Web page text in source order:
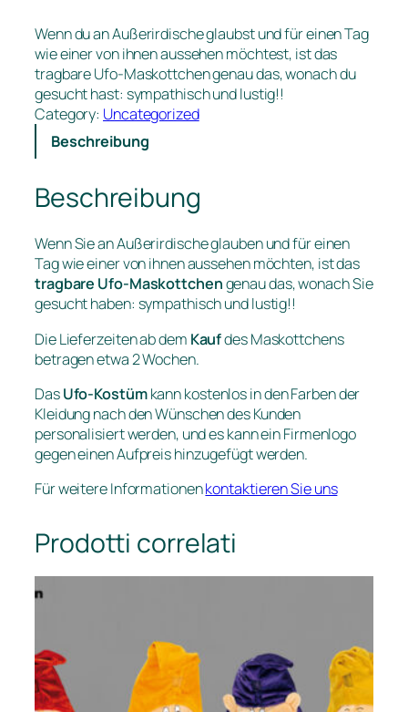
Wenn du an Außerirdische glaubst und für einen Tag
wie einer von ihnen aussehen möchtest, ist das
tragbare Ufo-Maskottchen genau das, wonach du
gesucht hast: sympathisch und lustig!!
Category: Uncategorized
Beschreibung
Beschreibung
Wenn Sie an Außerirdische glauben und für einen
Tag wie einer von ihnen aussehen möchten, ist das
tragbare Ufo-Maskottchengenau das, wonach Sie
gesucht haben: sympathisch und lustig!!
Die Lieferzeiten ab dem Kaufdes Maskottchens
betragen etwa 2 Wochen.
DasUfo-Kostümkann kostenlos in den Farben der
Kleidung nach den Wünschen des Kunden
personalisiert werden, und es kann ein Firmenlogo
gegen einen Aufpreis hinzugefügt werden.
Für weitere Informationenkontaktieren Sie uns
Prodotti correlati